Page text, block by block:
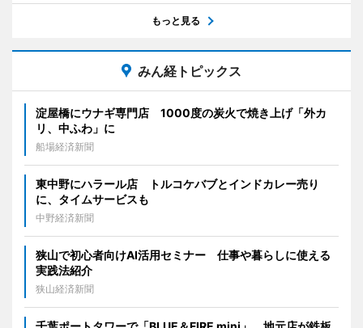
もっと見る
みん経トピックス
淀屋橋にウナギ専門店 1000度の炭火で焼き上げ「外カ
リ、中ふわ」に
船場経済新聞
東中野にハラール店 トルコケバブとインドカレー売り
に、タイムサービスも
中野経済新聞
狭山で初心者向けAI活用セミナー 仕事や暮らしに使える
実践法紹介
狭山経済新聞